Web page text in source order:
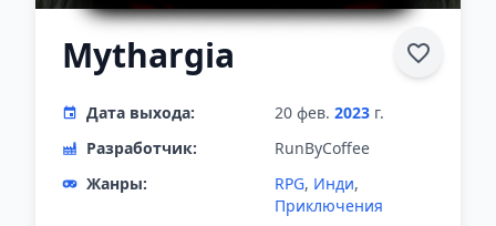
Mythargia
Дата выхода: 20 фев. 2023 г.
Разработчик:
RunByCoffee
Жанры:
RPG, Инди,
Приключения